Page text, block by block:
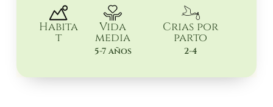
Habita
t
Vida
media
5-7 años
Crias por
parto
2-4